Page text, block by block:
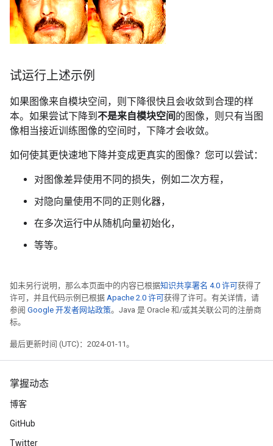
试运行上述示例
如果图像来自模块空间，则下降很快且会收敛到合理的样
本。如果尝试下降到 不是来自模块空间的图像，则只有当图
像相当接近训练图像的空间时，下降才会收敛。
如何使其更快速地下降并变成更真实的图像？您可以尝试：
对图像差异使用不同的损失，例如二次方程，
对隐向量使用不同的正则化器，
在多次运行中从随机向量初始化，
等等。
如未另行说明，那么本页面中的内容已根据知识共享署名 4.0 许可获得了
许可，并且代码示例已根据 Apache 2.0 许可获得了许可。有关详情，请
参阅 Google 开发者网站政策。Java 是 Oracle 和/或其关联公司的注册商
标。
最后更新时间 (UTC)：2024-01-11。
掌握动态
博客
GitHub
Twitter